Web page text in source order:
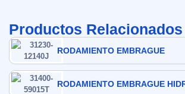
Productos Relacionados
RODAMIENTO EMBRAGUE
RODAMIENTO EMBRAGUE